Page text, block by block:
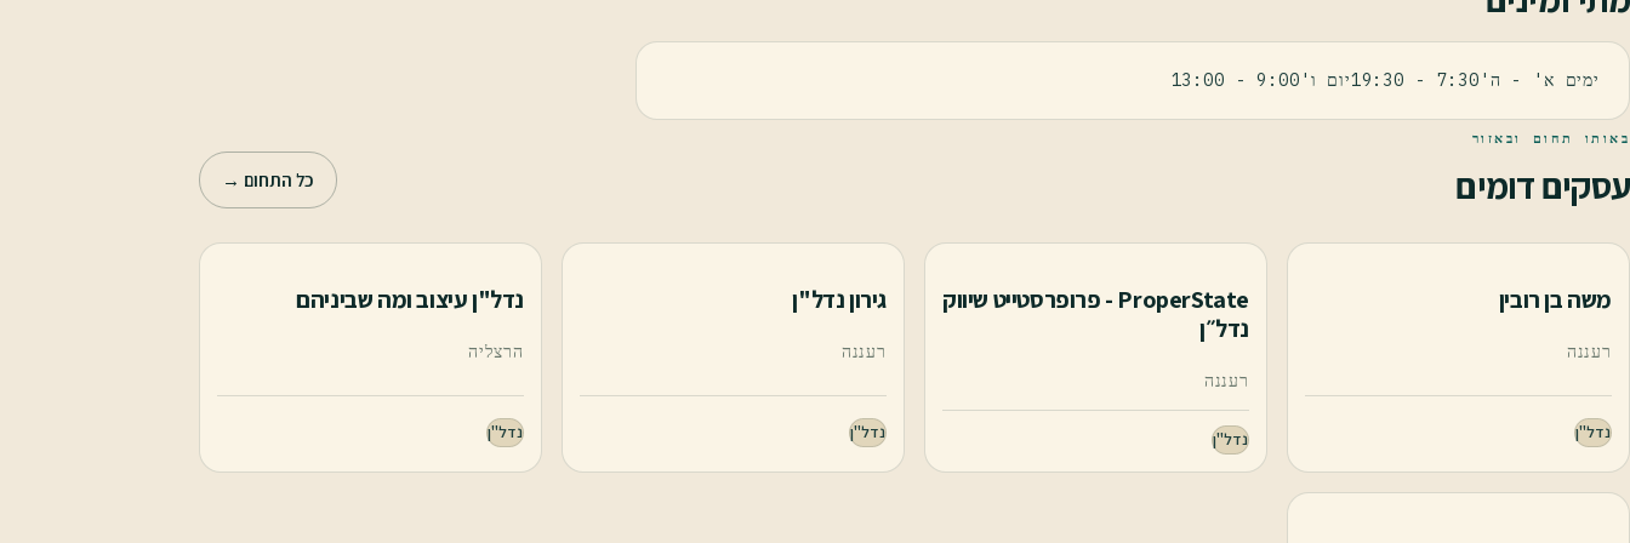
ימים א' - ה'7:30 - 19:30יום ו'9:00 - 13:00
באותו תחום ובאזור
עסקים דומים כל התחום →
משה בן רובין
רעננה
נדל"ן
ProperState - פרופרסטייט שיווק
נדל״ן
רעננה
נדל"ן
גירון נדל"ן
רעננה
נדל"ן
נדל"ן עיצוב ומה שביניהם
הרצליה
נדל"ן